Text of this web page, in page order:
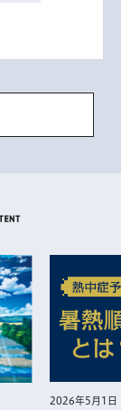
2026年5月1日